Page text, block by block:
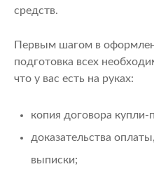
средств.
Первым шагом в
подготовка всех
что у вас есть на руках:
копия договора
доказательства
выписки;